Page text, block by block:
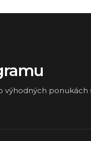
ponukách